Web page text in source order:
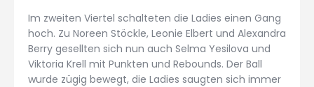
Im zweiten Viertel schalteten die Ladies einen Gang
hoch. Zu Noreen Stöckle, Leonie Elbert und Alexandra
Berry gesellten sich nun auch Selma Yesilova und
Viktoria Krell mit Punkten und Rebounds. Der Ball
wurde zügig bewegt, die Ladies saugten sich immer